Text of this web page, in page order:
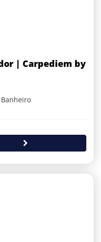
| Carpediem by
Banheiro